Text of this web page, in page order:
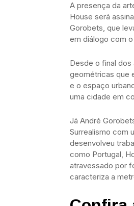
A presença da
House será
Gorobets, que
em diálogo com
Desde o final dos
geométricas que
e o espaço
uma cidade em
Já André
Surrealismo com
desenvolveu
como Portugal,
atravessado por
caracteriza a